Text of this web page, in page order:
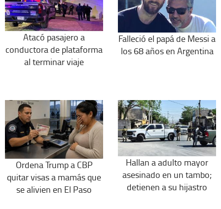
Atacó pasajero a
conductora de plataforma
al terminar viaje
Falleció el papá de Messi a
los 68 años en Argentina
Ordena Trump a CBP
quitar visas a mamás que
se alivien en El Paso
Hallan a adulto mayor
asesinado en un tambo;
detienen a su hijastro